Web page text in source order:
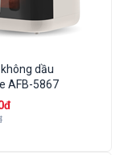
dầu
AFB-5867